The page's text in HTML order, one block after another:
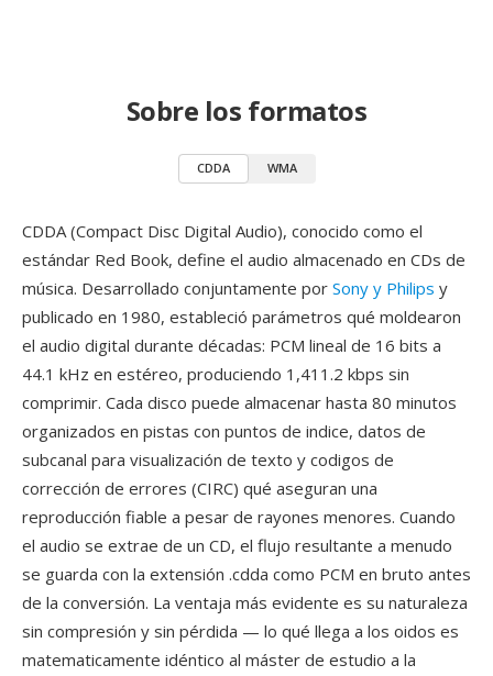
Sobre los formatos
CDDA WMA
CDDA (Compact Disc Digital Audio), conocido como el
estándar Red Book, define el audio almacenado en CDs de
música. Desarrollado conjuntamente por Sony y Philips y
publicado en 1980, estableció parámetros qué moldearon
el audio digital durante décadas: PCM lineal de 16 bits a
44.1 kHz en estéreo, produciendo 1,411.2 kbps sin
comprimir. Cada disco puede almacenar hasta 80 minutos
organizados en pistas con puntos de indice, datos de
subcanal para visualización de texto y codigos de
corrección de errores (CIRC) qué aseguran una
reproducción fiable a pesar de rayones menores. Cuando
el audio se extrae de un CD, el flujo resultante a menudo
se guarda con la extensión .cdda como PCM en bruto antes
de la conversión. La ventaja más evidente es su naturaleza
sin compresión y sin pérdida — lo qué llega a los oidos es
matematicamente idéntico al máster de estudio a la